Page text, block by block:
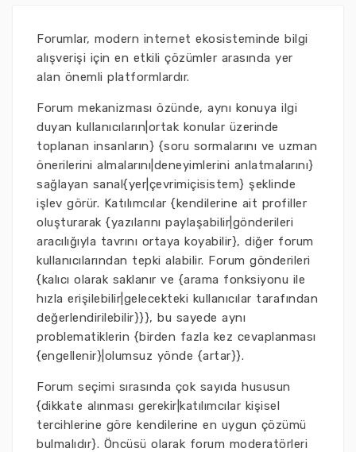
Forumlar, modern internet ekosisteminde bilgi
alışverişi için en etkili çözümler arasında yer
alan önemli platformlardır.
Forum mekanizması özünde, aynı konuya ilgi
duyan kullanıcıların|ortak konular üzerinde
toplanan insanların} {soru sormalarını ve uzman
önerilerini almalarını|deneyimlerini anlatmalarını}
sağlayan sanal{yer|çevrimiçisistem} şeklinde
işlev görür. Katılımcılar {kendilerine ait profiller
oluşturarak {yazılarını paylaşabilir|gönderileri
aracılığıyla tavrını ortaya koyabilir}, diğer forum
kullanıcılarından tepki alabilir. Forum gönderileri
{kalıcı olarak saklanır ve {arama fonksiyonu ile
hızla erişilebilir|gelecekteki kullanıcılar tarafından
değerlendirilebilir}}}, bu sayede aynı
problematiklerin {birden fazla kez cevaplanması
{engellenir}|olumsuz yönde {artar}}.
Forum seçimi sırasında çok sayıda hususun
{dikkate alınması gerekir|katılımcılar kişisel
tercihlerine göre kendilerine en uygun çözümü
bulmalıdır}. Öncüsü olarak forum moderatörleri